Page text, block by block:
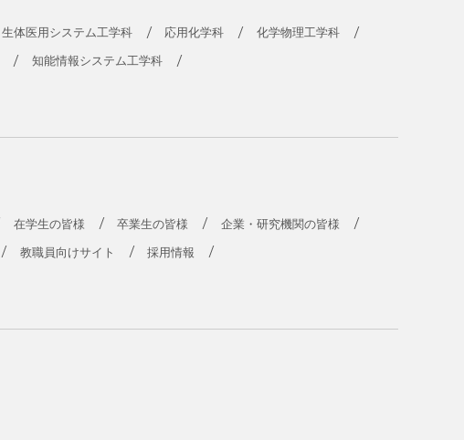
生体医用システム工学科 応用化学科 化学物理工学科
知能情報システム工学科
在学生の皆様 卒業生の皆様 企業・研究機関の皆様
教職員向けサイト 採用情報